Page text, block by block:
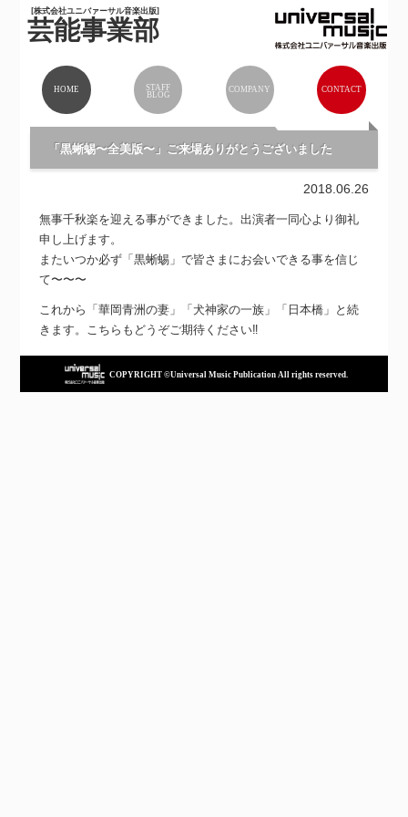
[株式会社ユニバァーサル音楽出版]
芸能事業部
HOME
STAFF
BLOG
COMPANY CONTACT
「黒蜥蜴〜全美版〜」ご来場ありがとうございました
2018.06.26
無事千秋楽を迎える事ができました。出演者一同心より御礼
申し上げます。
またいつか必ず「黒蜥蜴」で皆さまにお会いできる事を信じ
て〜〜〜
これから「華岡青洲の妻」「犬神家の一族」「日本橋」と続
きます。こちらもどうぞご期待ください‼︎
COPYRIGHT ©Universal Music Publication All rights reserved.